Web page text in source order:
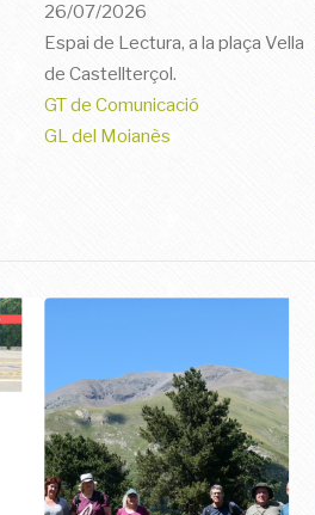
26/07/2026
Espai de Lectura, a la plaça Vella
de Castellterçol.
GT de Comunicació
GL del Moianès